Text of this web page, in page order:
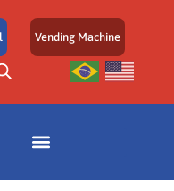
Vending Machine